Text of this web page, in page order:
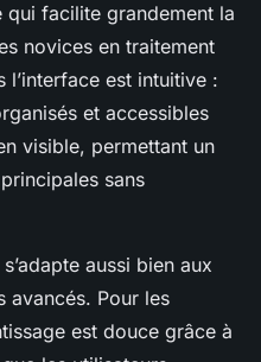
qui facilite grandement la
novices en traitement
est intuitive :
et accessibles
visible, permettant un
sans
aussi bien aux
avancés. Pour les
est douce grâce à